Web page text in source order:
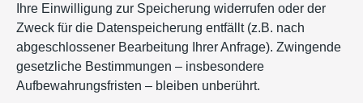
Ihre Einwilligung zur Speicherung widerrufen oder der
Zweck für die Datenspeicherung entfällt (z.B. nach
abgeschlossener Bearbeitung Ihrer Anfrage). Zwingende
gesetzliche Bestimmungen – insbesondere
Aufbewahrungsfristen – bleiben unberührt.